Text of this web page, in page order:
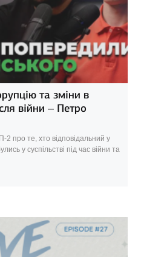
та зміни в
війни – Петро
2 про те, хто відповідальний у
у суспільстві під час війни та